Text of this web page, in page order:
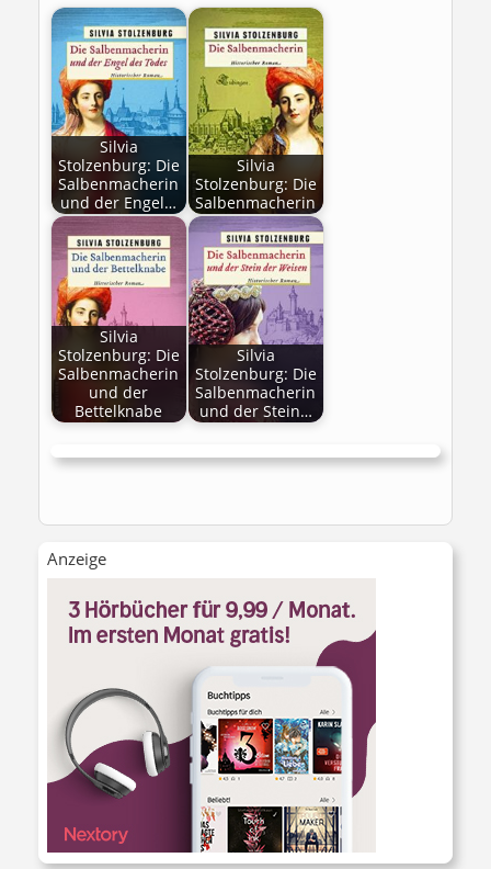
Silvia
Stolzenburg: Die
Salbenmacherin
und der Engel…
Silvia
Stolzenburg: Die
Salbenmacherin
Silvia
Stolzenburg: Die
Salbenmacherin
und der
Bettelknabe
Silvia
Stolzenburg: Die
Salbenmacherin
und der Stein…
Anzeige